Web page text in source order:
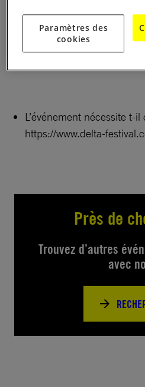
Nous proposerons diverses
afin d’attirer et de
possible.
L’événement nécessite t-il
https://www.delta-
Près de
Trouvez d’autres
avec
Paramètres des
cookies